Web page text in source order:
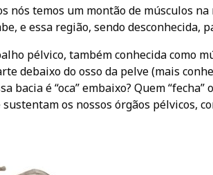
nós temos um montão de músculos
e essa região, sendo desconhecida,
pélvico, também conhecida como
debaixo do osso da pelve (mais
bacia é “oca” embaixo? Quem
os nossos órgãos pélvicos,